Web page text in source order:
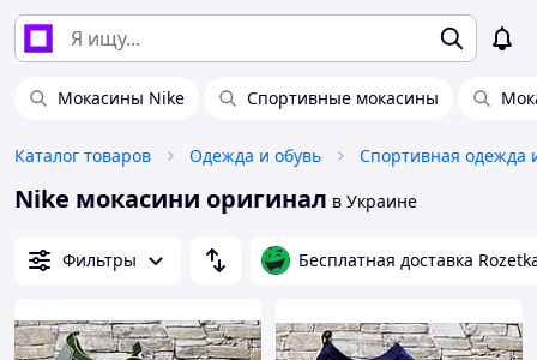
Мокасины Nike Спортивные мокасины
Каталог товаров Одежда и обувь Спортивная одежда
Nike мокасини оригинал в Украине
Фильтры Бесплатная доставка